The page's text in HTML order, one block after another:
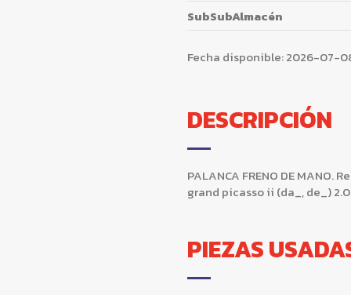
SubSubAlmacén
Fecha disponible:2026-07-
DESCRIPCIÓN
PALANCA FRENO DE
grand picasso ii (da_, de_)
PIEZAS